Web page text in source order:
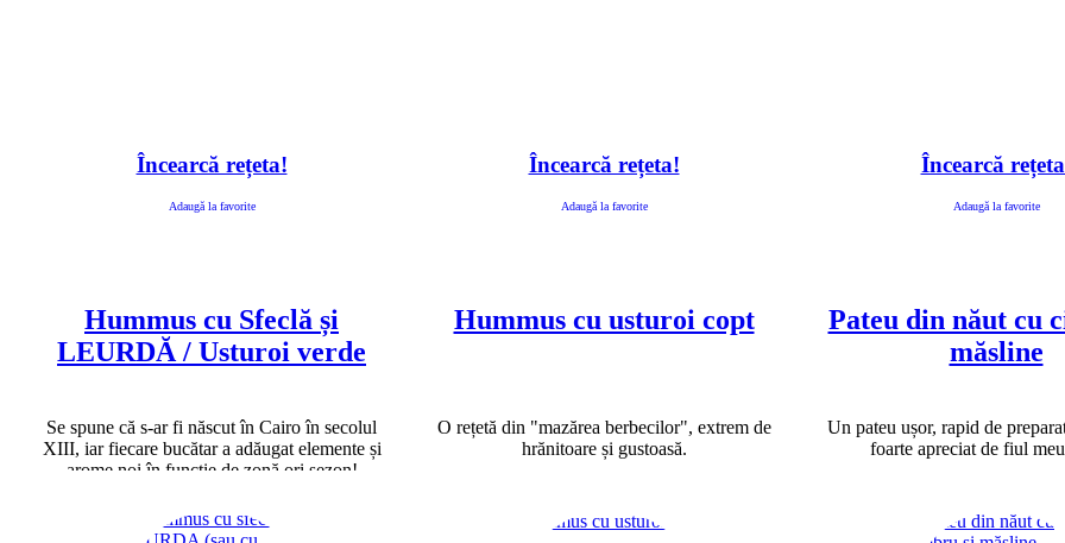
Încearcă rețeta!
Adaugă la favorite
Încearcă rețeta!
Adaugă la favorite
Încearcă
Adaugă la favorite
Hummus cu Sfeclă și
LEURDĂ / Usturoi verde
Se spune că s-ar fi născut în Cairo în secolul
XIII, iar fiecare bucătar a adăugat elemente și
arome noi în funcție de zonă ori sezon!
dar merge foarte bine și cu usturoi verde!
Hummus cu usturoi copt
O rețetă din "mazărea berbecilor", extrem de
hrănitoare și gustoasă.
Pateu din năut cu
măsline
Un pateu ușor, rapid de
foarte apreciat de fiul